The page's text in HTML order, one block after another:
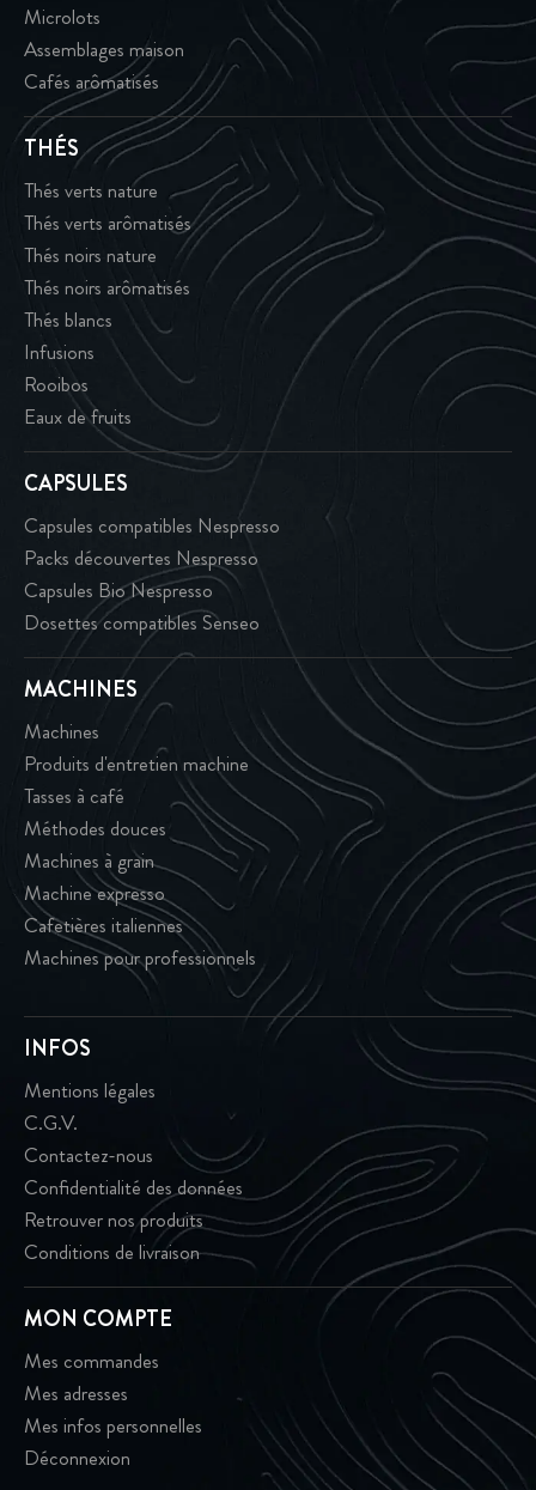
Microlots
Assemblages maison
Cafés arômatisés
THÉS
Thés verts nature
Thés verts arômatisés
Thés noirs nature
Thés noirs arômatisés
Thés blancs
Infusions
Rooibos
Eaux de fruits
CAPSULES
Capsules compatibles Nespresso
Packs découvertes Nespresso
Capsules Bio Nespresso
Dosettes compatibles Senseo
MACHINES
Machines
Produits d'entretien machine
Tasses à café
Méthodes douces
Machines à grain
Machine expresso
Cafetières italiennes
Machines pour professionnels
INFOS
Mentions légales
C.G.V.
Contactez-nous
Confidentialité des données
Retrouver nos produits
Conditions de livraison
MON COMPTE
Mes commandes
Mes adresses
Mes infos personnelles
Déconnexion